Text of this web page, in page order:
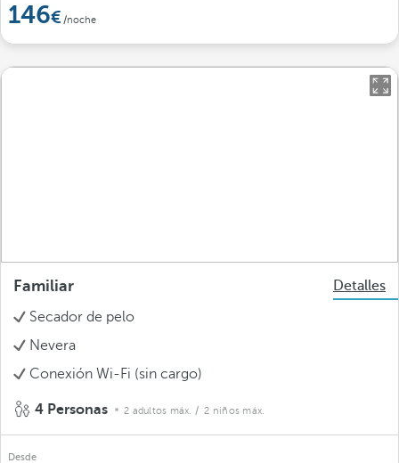
146 /noche
Familiar
Detalles
Secador de pelo
Nevera
Conexión Wi-Fi (sin cargo)
4 Personas 2 adultos máx. / 2 niños máx.
Desde